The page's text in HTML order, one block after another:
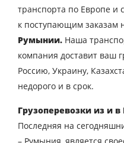
транспорта по Европе и
к поступающим заказам
Румынии. Наша
компания доставит ваш
Россию, Украину,
недорого и в срок.
Грузоперевозки из и
Последняя на
Узнать
Страна загрузки
Город загрузки